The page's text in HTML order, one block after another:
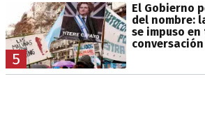
5
El Gobierno
del nombre:
se impuso